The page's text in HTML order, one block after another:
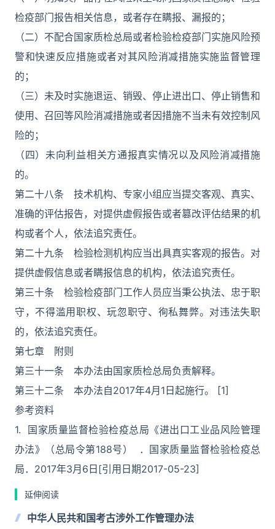
检疫部门报告相关信息，或者存在瞒报、漏报的；
（二）不配合国家质检总局或者检验检疫部门实施风险预
警和快速反应措施或者对其风险消减措施实施监督管理
的；
（三）未及时实施退运、销毁、停止进出口、停止销售和
使用、召回等风险消减措施或者因措施不当未有效控制风
险的；
（四）未向利益相关方通报真实情况以及风险消减措施
的。
第二十八条 技术机构、专家小组应当提交客观、真实、
准确的评估报告，对提供虚假报告或者篡改评估结果的机
构或者个人，依法追究责任。
第二十九条 检验检测机构应当出具真实客观的报告。对
提供虚假信息或者瞒报信息的机构，依法追究责任。
第三十条 检验检疫部门工作人员应当秉公执法、忠于职
守，不得滥用职权、玩忽职守、徇私舞弊。对违法失职
的，依法追究责任。
第七章 附则
第三十一条 本办法由国家质检总局负责解释。
第三十二条 本办法自2017年4月1日起施行。 [1]
参考资料
1. 国家质量监督检验检疫总局《进出口工业品风险管理
办法》（总局令第188号） ．国家质量监督检验检疫总
局．2017年3月6日[引用日期2017-05-23]
延伸阅读
中华人民共和国考古涉外工作管理办法